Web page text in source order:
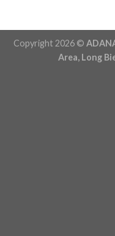
Copyright 2026 ©
Area, Long